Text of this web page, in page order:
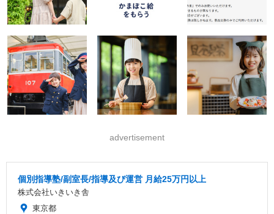
advertisement
個別指導塾/副室長/指導及び運営 月給25万円以上
株式会社いきいき舎
東京都